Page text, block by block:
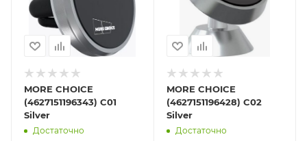
Нет
MORE CHOICE
(4627151196343) C01
Silver
Достаточно
MORE CHOICE
(4627151196428) C02
Silver
Достаточно